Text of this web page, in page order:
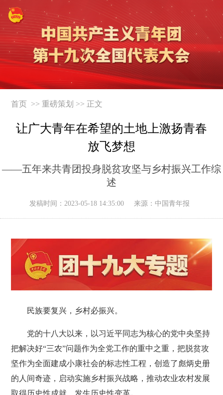
首页 >> 重磅策划 >> 正文
让广大青年在希望的土地上激扬青春
放飞梦想
——五年来共青团投身脱贫攻坚与乡村振兴工作综
述
发稿时间： 2023-05-18 14:35:00 来源：中国青年报
民族要复兴，乡村必振兴。
党的十八大以来，以习近平同志为核心的党中央坚持
把解决好“三农”问题作为全党工作的重中之重，把脱贫攻
坚作为全面建成小康社会的标志性工程，创造了彪炳史册
的人间奇迹，启动实施乡村振兴战略，推动农业农村发展